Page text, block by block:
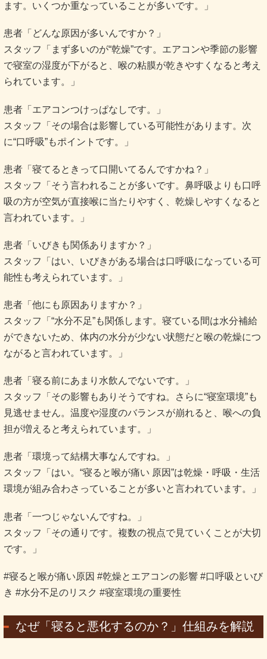
ます。いくつか重なっていることが多いです。」
患者「どんな原因が多いんですか？」
スタッフ「まず多いのが“乾燥”です。エアコンや季節の影響
で寝室の湿度が下がると、喉の粘膜が乾きやすくなると考え
られています。」
患者「エアコンつけっぱなしです。」
スタッフ「その場合は影響している可能性があります。次
に“口呼吸”もポイントです。」
患者「寝てるときって口開いてるんですかね？」
スタッフ「そう言われることが多いです。鼻呼吸よりも口呼
吸の方が空気が直接喉に当たりやすく、乾燥しやすくなると
言われています。」
患者「いびきも関係ありますか？」
スタッフ「はい、いびきがある場合は口呼吸になっている可
能性も考えられています。」
患者「他にも原因ありますか？」
スタッフ「“水分不足”も関係します。寝ている間は水分補給
ができないため、体内の水分が少ない状態だと喉の乾燥につ
ながると言われています。」
患者「寝る前にあまり水飲んでないです。」
スタッフ「その影響もありそうですね。さらに“寝室環境”も
見逃せません。温度や湿度のバランスが崩れると、喉への負
担が増えると考えられています。」
患者「環境って結構大事なんですね。」
スタッフ「はい。“寝ると喉が痛い 原因”は乾燥・呼吸・生活
環境が組み合わさっていることが多いと言われています。」
患者「一つじゃないんですね。」
スタッフ「その通りです。複数の視点で見ていくことが大切
です。」
#寝ると喉が痛い原因 #乾燥とエアコンの影響 #口呼吸といび
き #水分不足のリスク #寝室環境の重要性
なぜ「寝ると悪化するのか？」仕組みを解説